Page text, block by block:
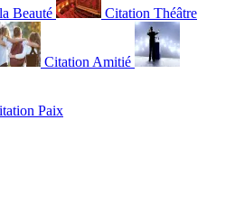
Beauté Citation Théâtre
Citation Amitié
Paix